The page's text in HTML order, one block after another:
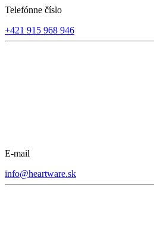
Telefónne číslo
+421 915 968 946
E-mail
info@heartware.sk